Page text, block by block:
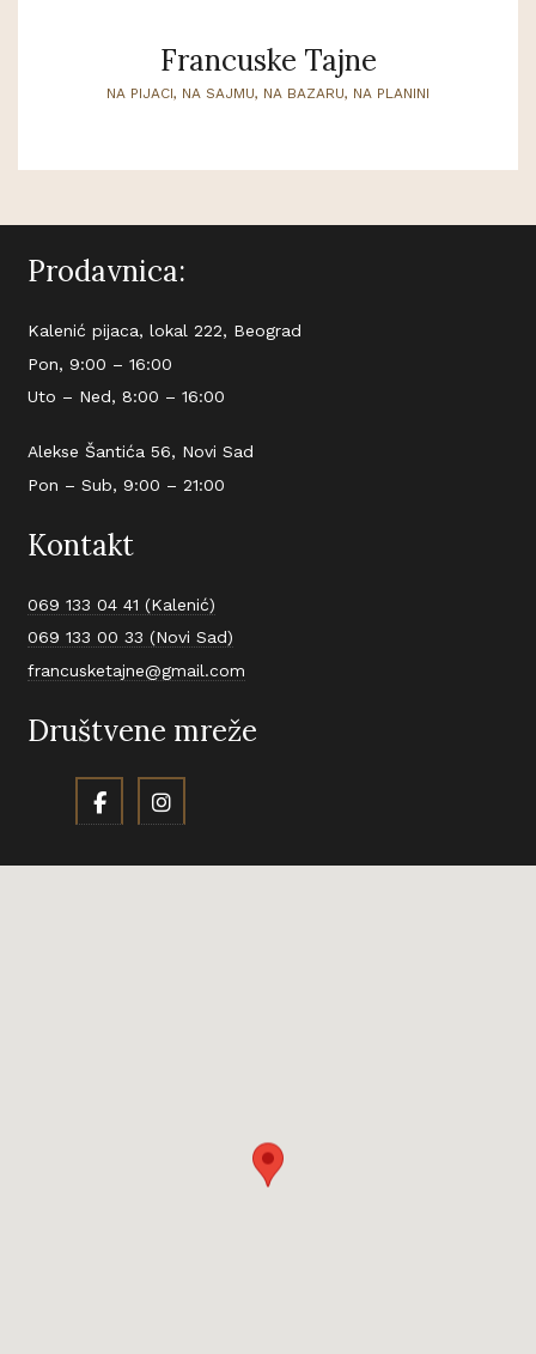
Francuske Tajne
NA PIJACI, NA SAJMU, NA BAZARU, NA PLANINI
Prodavnica:
Kalenić pijaca, lokal 222, Beograd
Pon, 9:00 – 16:00
Uto – Ned, 8:00 – 16:00
Alekse Šantića 56, Novi Sad
Pon – Sub, 9:00 – 21:00
Kontakt
069 133 04 41 (Kalenić)
069 133 00 33 (Novi Sad)
francusketajne@gmail.com
Društvene mreže